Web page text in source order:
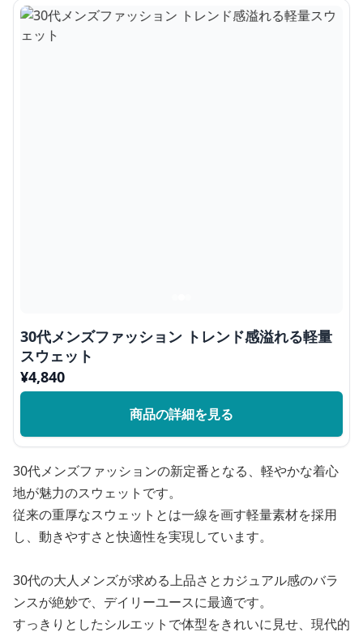
30代メンズファッション トレンド感溢れる軽量
スウェット
¥4,840
商品の詳細を見る
30代メンズファッションの新定番となる、軽やかな着心
地が魅力のスウェットです。
従来の重厚なスウェットとは一線を画す軽量素材を採用
し、動きやすさと快適性を実現しています。
30代の大人メンズが求める上品さとカジュアル感のバラ
ンスが絶妙で、デイリーユースに最適です。
すっきりとしたシルエットで体型をきれいに見せ、現代的